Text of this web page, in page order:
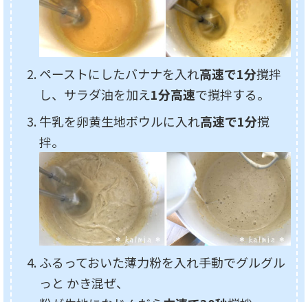
ペーストにしたバナナを入れ高速で1分撹拌
し、サラダ油を加え1分高速で撹拌する。
牛乳を卵黄生地ボウルに入れ高速で1分撹
拌。
ふるっておいた薄力粉を入れ手動でグルグル
っと かき混ぜ、